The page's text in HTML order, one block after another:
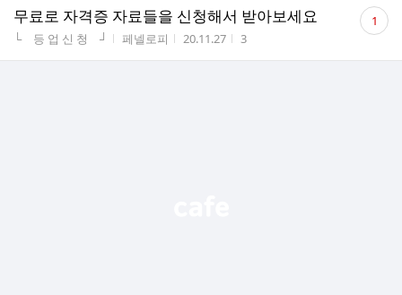
무료로 자격증 자료들을 신청해서 받아보세요
게시판명
└ 등 업 신 청 ┘ 작성자
페넬로피 작성시간
20.11.27 조회수
3
댓
글 1